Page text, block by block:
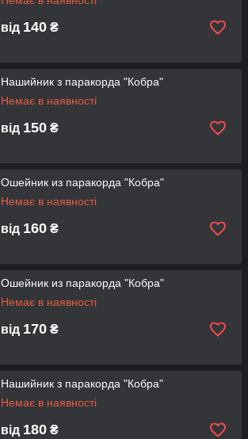
від 140 ₴
Нашийник з паракорда "Кобра"
Немає в наявності
від 150 ₴
Ошейник из паракорда "Кобра"
Немає в наявності
від 160 ₴
Ошейник из паракорда "Кобра"
Немає в наявності
від 170 ₴
Нашийник з паракорда "Кобра"
Немає в наявності
від 180 ₴